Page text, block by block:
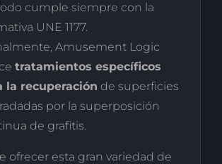
cumple siempre con la
UNE 1177.
Amusement Logic
tratamientos específicos
la recuperación de superficies
por la superposición
de grafitis.
ofrecer esta gran variedad de